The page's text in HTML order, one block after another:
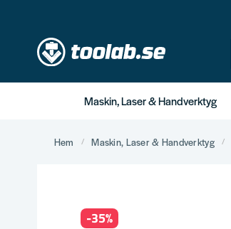
Maskin, Laser & Handverktyg
Hem Maskin, Laser & Handverktyg
-35%